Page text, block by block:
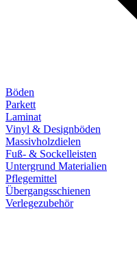
Böden
Parkett
Laminat
Vinyl & Designböden
Massivholzdielen
Fuß- & Sockelleisten
Untergrund Materialien
Pflegemittel
Übergangsschienen
Verlegezubehör